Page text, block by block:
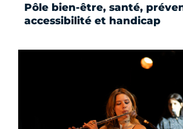
Pôle bien-être, santé,
accessibilité et handicap